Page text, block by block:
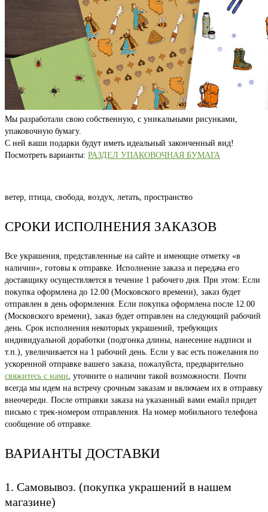
Мы разработали свою собственную, с уникальными рисунками,
упаковочную бумагу.
С ней ваши подарки будут иметь идеальный законченный вид!
Посмотреть варианты: РАЗДЕЛ УПАКОВОЧНАЯ БУМАГА
ветер, птица, свобода, воздух, летать, пространство
СРОКИ ИСПОЛНЕНИЯ ЗАКАЗОВ
Все украшения, представленные на сайте и имеющие отметку «в
наличии», готовы к отправке. Исполнение заказа и передача его
доставщику осуществляется в течение 1 рабочего дня. При этом: Если
покупка оформлена до 12.00 (Московского времени), заказ будет
отправлен в день оформления. Если покупка оформлена после 12.00
(Московского времени), заказ будет отправлен на следующий рабочий
день. Срок исполнения некоторых украшений, требующих
индивидуальной доработки (подгонка длины, нанесение надписи и
т.п.), увеличивается на 1 рабочий день. Если у вас есть пожелания по
ускоренной отправке вашего заказа, пожалуйста, предварительно
свяжитесь с нами, уточните о наличии такой возможности. Почти
всегда мы идем на встречу срочным заказам и включаем их в отправку
внеочереди. После отправки заказа на указанный вами емайл придет
письмо с трек-номером отправления. На номер мобильного телефона
сообщение об отправке.
ВАРИАНТЫ ДОСТАВКИ
1. Самовывоз. (покупка украшений в нашем
магазине)